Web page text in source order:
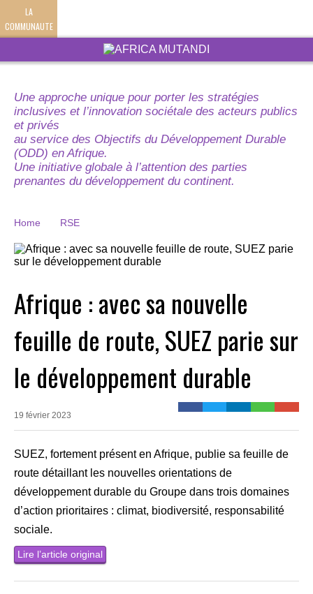
LA
COMMUNAUTE
Une approche unique pour porter les stratégies
inclusives et l’innovation sociétale des acteurs publics
et privés
au service des Objectifs du Développement Durable
(ODD) en Afrique.
Une initiative globale à l’attention des parties
prenantes du développement du continent.
Home RSE
Afrique : avec sa nouvelle
feuille de route, SUEZ parie sur
le développement durable
19 février 2023
SUEZ, fortement présent en Afrique, publie sa feuille de
route détaillant les nouvelles orientations de
développement durable du Groupe dans trois domaines
d’action prioritaires : climat, biodiversité, responsabilité
sociale.
Lire l’article original